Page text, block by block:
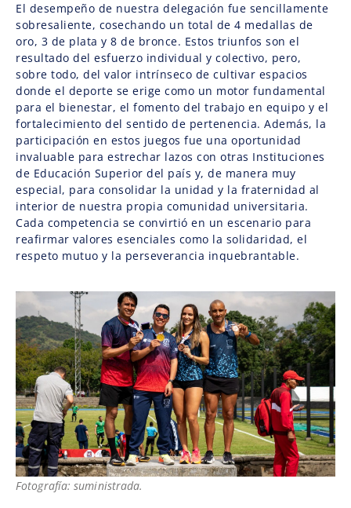
El desempeño de nuestra delegación fue sencillamente
sobresaliente, cosechando un total de 4 medallas de
oro, 3 de plata y 8 de bronce. Estos triunfos son el
resultado del esfuerzo individual y colectivo, pero,
sobre todo, del valor intrínseco de cultivar espacios
donde el deporte se erige como un motor fundamental
para el bienestar, el fomento del trabajo en equipo y el
fortalecimiento del sentido de pertenencia. Además, la
participación en estos juegos fue una oportunidad
invaluable para estrechar lazos con otras Instituciones
de Educación Superior del país y, de manera muy
especial, para consolidar la unidad y la fraternidad al
interior de nuestra propia comunidad universitaria.
Cada competencia se convirtió en un escenario para
reafirmar valores esenciales como la solidaridad, el
respeto mutuo y la perseverancia inquebrantable.
Fotografía: suministrada.